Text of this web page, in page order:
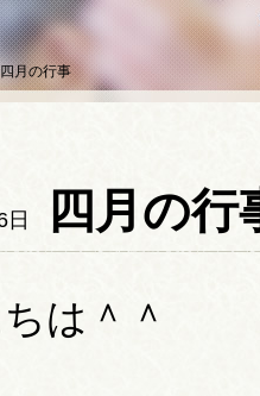
四月の行事
日 四月の行
は＾＾